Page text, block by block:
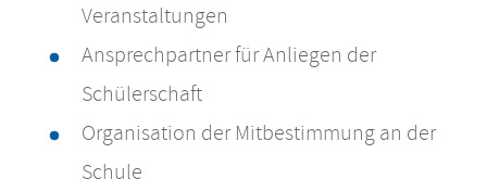
Veranstaltungen
Ansprechpartner für Anliegen der
Schülerschaft
Organisation der Mitbestimmung an der
Schule